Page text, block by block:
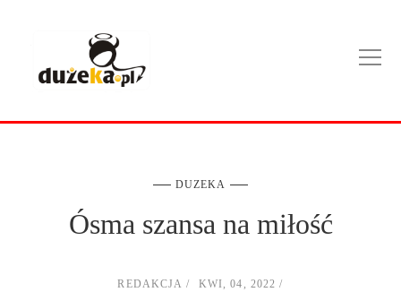
DUZEKA
Ósma szansa na miłość
REDAKCJA KWI, 04, 2022